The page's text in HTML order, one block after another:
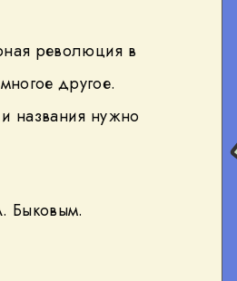
революция в
другое.
названия нужно
Быковым.